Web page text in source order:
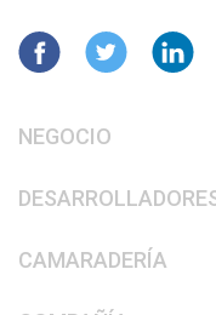
NEGOCIO
CAMARADERÍA